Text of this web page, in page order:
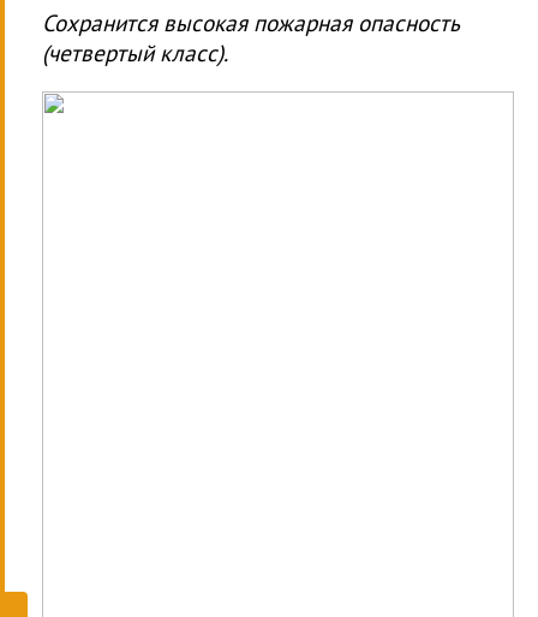
Сохранится высокая пожарная опасность
(четвертый класс).